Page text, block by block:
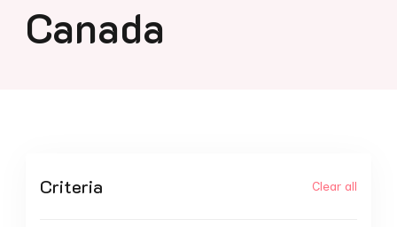
Canada
Criteria Clear all